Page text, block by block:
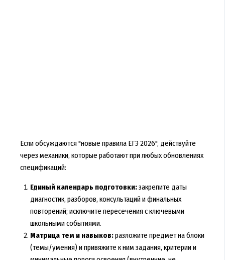
Если обсуждаются "новые правила ЕГЭ 2026", действуйте
через механики, которые работают при любых обновлениях
спецификаций:
Единый календарь подготовки:закрепите даты
диагностик, разборов, консультаций и финальных
повторений; исключите пересечения с ключевыми
школьными событиями.
Матрица тем и навыков:разложите предмет на блоки
(темы/умения) и привяжите к ним задания, критерии и